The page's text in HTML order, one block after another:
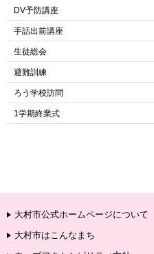
DV予防講座
手話出前講座
生徒総会
避難訓練
ろう学校訪問
1学期終業式
大村市公式ホームページについて
大村市はこんなまち